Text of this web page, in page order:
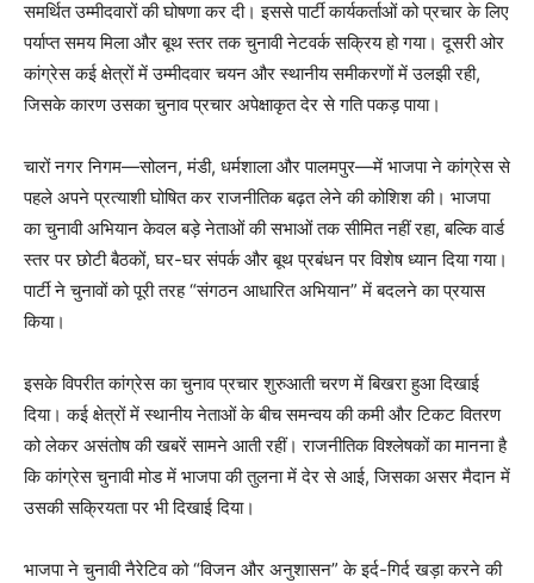
समर्थित उम्मीदवारों की घोषणा कर दी। इससे पार्टी कार्यकर्ताओं को प्रचार के लिए
पर्याप्त समय मिला और बूथ स्तर तक चुनावी नेटवर्क सक्रिय हो गया। दूसरी ओर
कांग्रेस कई क्षेत्रों में उम्मीदवार चयन और स्थानीय समीकरणों में उलझी रही,
जिसके कारण उसका चुनाव प्रचार अपेक्षाकृत देर से गति पकड़ पाया।
चारों नगर निगम—सोलन, मंडी, धर्मशाला और पालमपुर—में भाजपा ने कांग्रेस से
पहले अपने प्रत्याशी घोषित कर राजनीतिक बढ़त लेने की कोशिश की। भाजपा
का चुनावी अभियान केवल बड़े नेताओं की सभाओं तक सीमित नहीं रहा, बल्कि वार्ड
स्तर पर छोटी बैठकों, घर-घर संपर्क और बूथ प्रबंधन पर विशेष ध्यान दिया गया।
पार्टी ने चुनावों को पूरी तरह “संगठन आधारित अभियान” में बदलने का प्रयास
किया।
इसके विपरीत कांग्रेस का चुनाव प्रचार शुरुआती चरण में बिखरा हुआ दिखाई
दिया। कई क्षेत्रों में स्थानीय नेताओं के बीच समन्वय की कमी और टिकट वितरण
को लेकर असंतोष की खबरें सामने आती रहीं। राजनीतिक विश्लेषकों का मानना है
कि कांग्रेस चुनावी मोड में भाजपा की तुलना में देर से आई, जिसका असर मैदान में
उसकी सक्रियता पर भी दिखाई दिया।
भाजपा ने चुनावी नैरेटिव को “विजन और अनुशासन” के इर्द-गिर्द खड़ा करने की